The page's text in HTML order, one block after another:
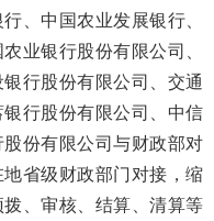
、中国农业发展银行、
业银行股份有限公司、
行股份有限公司、交通
行股份有限公司、中信
份有限公司与财政部对
省级财政部门对接，缩
、审核、结算、清算等